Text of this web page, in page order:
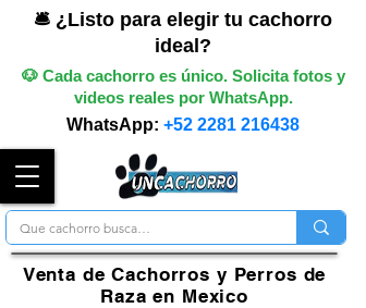
🛎️ ¿Listo para elegir tu cachorro
ideal?
🐶 Cada cachorro es único. Solicita fotos y
videos reales por WhatsApp.
WhatsApp: +52 2281 216438
Venta de Cachorros y Perros de
Raza en Mexico